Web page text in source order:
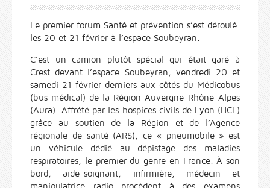
Le premier forum Santé et prévention s’est déroulé
les 20 et 21 février à l’espace Soubeyran.
C’est un camion plutôt spécial qui était garé à
Crest devant l’espace Soubeyran, vendredi 20 et
samedi 21 février derniers aux côtés du Médicobus
(bus médical) de la Région Auvergne-Rhône-Alpes
(Aura). Affrété par les hospices civils de Lyon (HCL)
grâce au soutien de la Région et de l’Agence
régionale de santé (ARS), ce « pneumobile » est
un véhicule dédié au dépistage des maladies
respiratoires, le premier du genre en France. À son
bord, aide-soignant, infirmière, médecin et
manipulatrice radio procèdent à des examens